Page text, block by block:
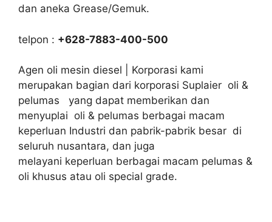
dan aneka Grease/Gemuk.
telpon : +628-7883-400-500
Agen oli mesin diesel | Korporasi kami
merupakan bagian dari korporasi Suplaier oli &
pelumas yang dapat memberikan dan
menyuplai oli & pelumas berbagai macam
keperluan Industri dan pabrik-pabrik besar di
seluruh nusantara, dan juga
melayani keperluan berbagai macam pelumas &
oli khusus atau oli special grade.